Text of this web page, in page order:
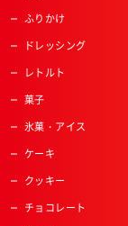
ふりかけ
ドレッシング
レトルト
菓子
氷菓・アイス
ケーキ
クッキー
チョコレート